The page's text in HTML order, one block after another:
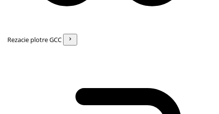
Rezacie plotre GCC